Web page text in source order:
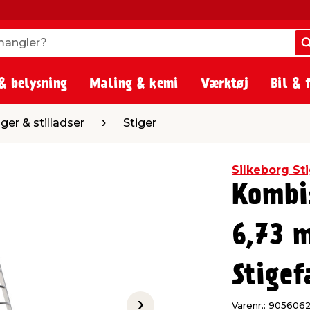
belysning Maling & kemi Værktøj Bil &
Stiger
& stilladser Stiger
Silkeborg
6,73
Varenr.: 9056062